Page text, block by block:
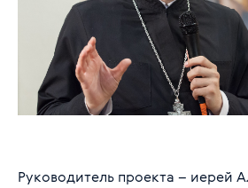
Руководитель проекта – иерей